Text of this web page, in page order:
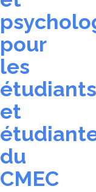
pour
les
étudiants
et
du
CMEC